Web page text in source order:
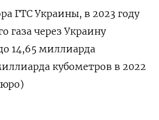
ГТС Украины, в 2023 году
газа через Украину
14,65 миллиарда
кубометров в 2022